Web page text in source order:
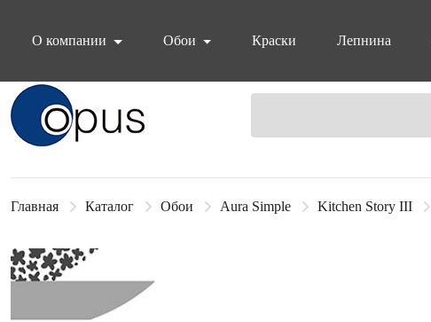
О компании
Обои Краски Лепнина
Блок поиска
Главная Каталог Обои Aura Simple Kitchen Story III